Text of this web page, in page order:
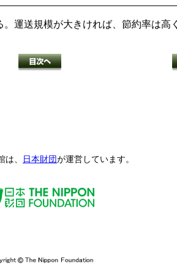
運送規模が大きければ、節約率は高
は、 日本財団が運営しています。